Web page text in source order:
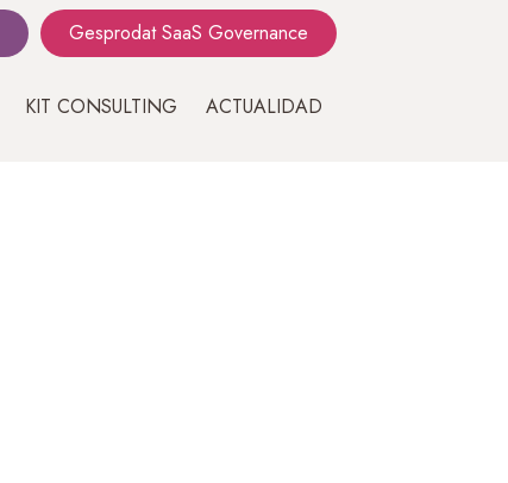
Gesprodat SaaS Governance
KIT CONSULTING ACTUALIDAD